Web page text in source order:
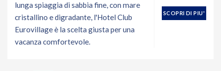
lunga spiaggia di sabbia fine, con mare
cristallino e digradante, l'Hotel Club
Eurovillage è la scelta giusta per una
vacanza comfortevole.
SCOPRI DI PIU'